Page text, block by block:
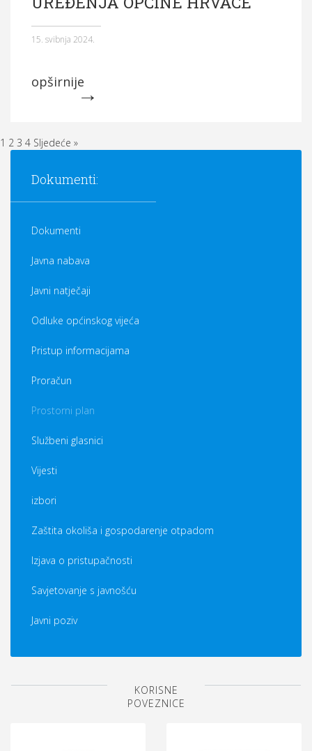
15. svibnja 2024.
opširnije
1 2 3 4 Sljedeće »
Dokumenti:
Dokumenti
Javna nabava
Javni natječaji
Odluke općinskog vijeća
Pristup informacijama
Proračun
Prostorni plan
Službeni glasnici
Vijesti
izbori
Zaštita okoliša i gospodarenje otpadom
Izjava o pristupačnosti
Savjetovanje s javnošću
Javni poziv
KORISNE
POVEZNICE